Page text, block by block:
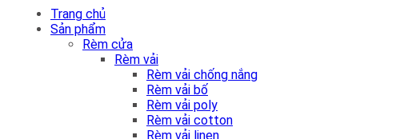
Trang chủ
Sản phẩm
Rèm cửa
Rèm vải
Rèm vải chống nắng
Rèm vải bố
Rèm vải poly
Rèm vải cotton
Rèm vải linen